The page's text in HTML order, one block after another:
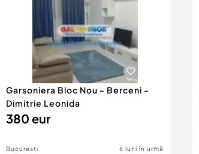
Garsoniera Bloc Nou - Berceni -
Dimitrie Leonida
380 eur
Bucuresti 6 luni în urmă